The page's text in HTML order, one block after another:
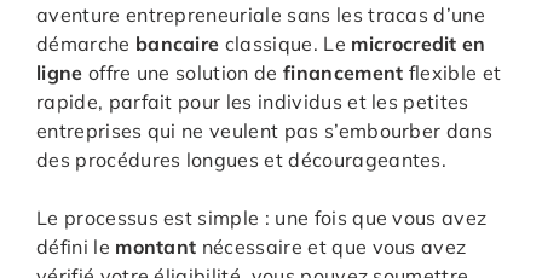
aventure entrepreneuriale sans les tracas d’une
démarche bancaire classique. Le microcredit en
ligne offre une solution de financement flexible et
rapide, parfait pour les individus et les petites
entreprises qui ne veulent pas s’embourber dans
des procédures longues et décourageantes.
Le processus est simple : une fois que vous avez
défini le montant nécessaire et que vous avez